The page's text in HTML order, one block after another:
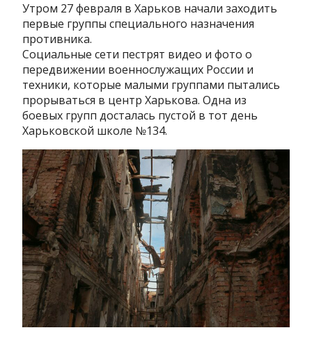
Утром 27 февраля в Харьков начали заходить
первые группы специального назначения
противника.
Социальные сети пестрят видео и фото о
передвижении военнослужащих России и
техники, которые малыми группами пытались
прорываться в центр Харькова. Одна из
боевых групп досталась пустой в тот день
Харьковской школе №134.